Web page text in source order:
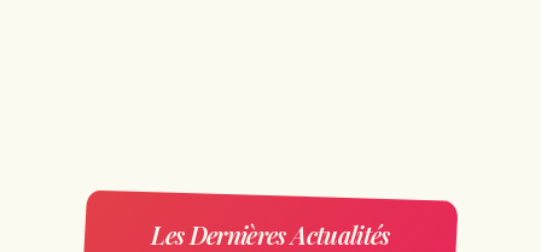
Les Dernières Actualités